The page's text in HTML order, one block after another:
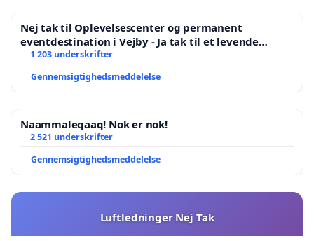
Nej tak til Oplevelsescenter og permanent
eventdestination i Vejby - Ja tak til et levende
lokalområde i balance
1 203 underskrifter
Gennemsigtighedsmeddelelse
Naammaleqaaq! Nok er nok!
2 521 underskrifter
Gennemsigtighedsmeddelelse
Luftledninger Nej Tak